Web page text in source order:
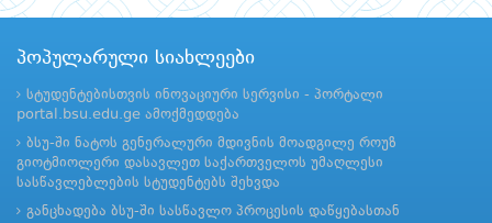
პოპულარული სიახლეები
სტუდენტებისთვის ინოვაციური სერვისი - პორტალი
portal.bsu.edu.ge ამოქმედდება
ბსუ-ში ნატოს გენერალური მდივნის მოადგილე როუზ
გიოტმიოლერი დასავლეთ საქართველოს უმაღლესი
სასწავლებლების სტუდენტებს შეხვდა
განცხადება ბსუ-ში სასწავლო პროცესის დაწყებასთან